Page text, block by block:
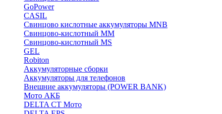
GoPower
CASIL
Свинцово кислотные аккумуляторы MNB
Cвинцово-кислотный MM
Cвинцово-кислотный MS
GEL
Robiton
Аккумуляторные сборки
Аккумуляторы для телефонов
Внешние аккумуляторы (POWER BANK)
Мото АКБ
DELTA CT Мото